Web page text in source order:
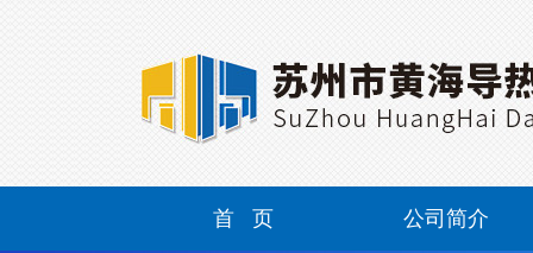
首 页 公司简介